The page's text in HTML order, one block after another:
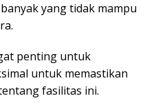
yang tidak mampu
penting untuk
untuk memastikan
fasilitas ini.